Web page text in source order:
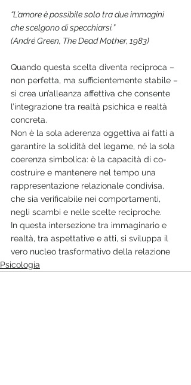
“L’amore è possibile solo tra due immagini
che scelgono di specchiarsi.”
(André Green, The Dead Mother, 1983)
Quando questa scelta diventa reciproca –
non perfetta, ma sufficientemente stabile –
si crea un’alleanza affettiva che consente
l’integrazione tra realtà psichica e realtà
concreta.
Non è la sola aderenza oggettiva ai fatti a
garantire la solidità del legame, né la sola
coerenza simbolica: è la capacità di co-
costruire e mantenere nel tempo una
rappresentazione relazionale condivisa,
che sia verificabile nei comportamenti,
negli scambi e nelle scelte reciproche.
In questa intersezione tra immaginario e
realtà, tra aspettative e atti, si sviluppa il
vero nucleo trasformativo della relazione
Psicologia